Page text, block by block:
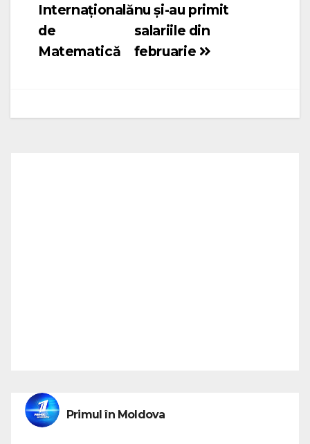
nu și-au primit
salariile din
februarie
Internațională
de
Matematică
Primul în Moldova